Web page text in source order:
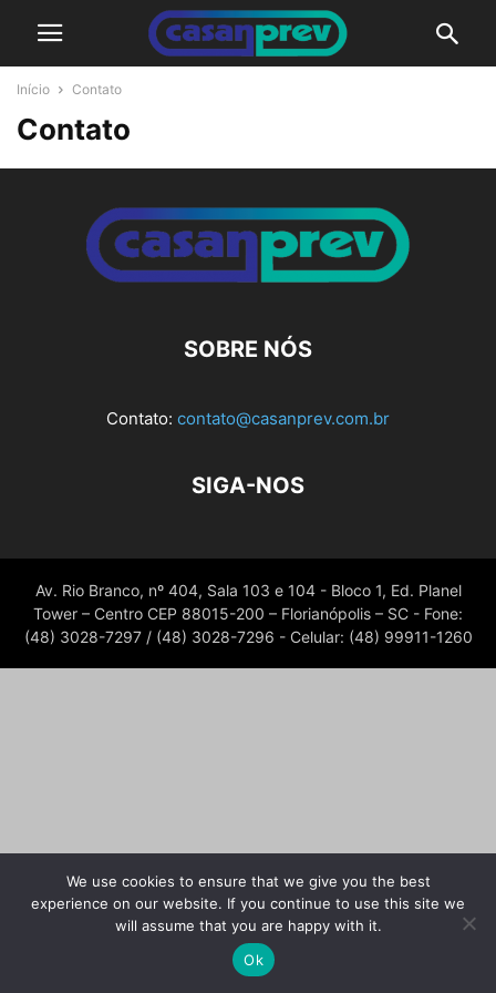
Início Contato
Contato
SOBRE NÓS
Contato: contato@casanprev.com.br
SIGA-NOS
Av. Rio Branco, nº 404, Sala 103 e 104 - Bloco 1, Ed. Planel
Tower – Centro CEP 88015-200 – Florianópolis – SC - Fone:
(48) 3028-7297 / (48) 3028-7296 - Celular: (48) 99911-1260
We use cookies to ensure that we give you the best
experience on our website. If you continue to use this site we
will assume that you are happy with it.
Ok